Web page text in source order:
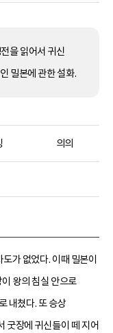
을 읽어서 귀신
밀본에 관한 설화.
의의
가 없었다. 이때 밀본이
왕의 침실 안으로
내쳤다. 또 승상
굿장에 귀신들이 떼 지어